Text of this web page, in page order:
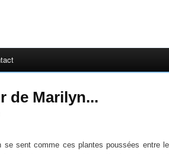
de Marilyn...
se sent comme ces plantes poussées entre